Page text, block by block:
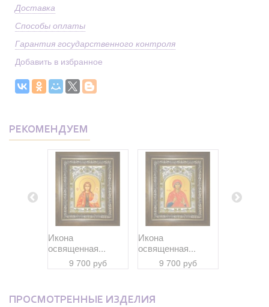
Доставка
Способы оплаты
Гарантия государственного контроля
Добавить в избранное
РЕКОМЕНДУЕМ
Икона
освященная...
9 700 руб
Икона
освященная...
9 700 руб
ПРОСМОТРЕННЫЕ ИЗДЕЛИЯ